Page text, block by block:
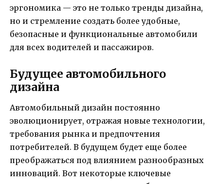
эргономика — это не только тренды дизайна,
но и стремление создать более удобные,
безопасные и функциональные автомобили
для всех водителей и пассажиров.
Будущее автомобильного
дизайна
Автомобильный дизайн постоянно
эволюционирует, отражая новые технологии,
требования рынка и предпочтения
потребителей. В будущем будет еще более
преображаться под влиянием разнообразных
инноваций. Вот некоторые ключевые